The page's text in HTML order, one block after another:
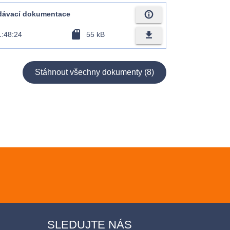
dokumentace
sd_card 55 kB
info_outline
file_download
Stáhnout všechny dokumenty (8)
SLEDUJTE NÁS